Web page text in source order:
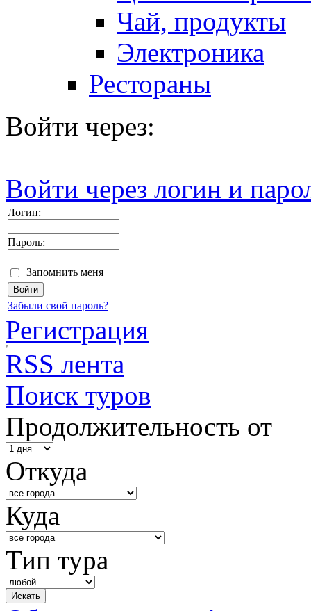
Чай, продукты
Электроника
Рестораны
Войти через:
Войти через логин и
Логин:
Пароль:
Запомнить меня
Забыли свой пароль?
Регистрация
RSS лента
Поиск туров
Продолжительность от
Откуда
Куда
Тип тура